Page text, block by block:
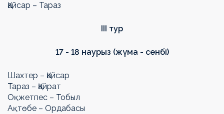
Қайсар – Тараз
III тур
17 - 18 наурыз (жұма - сенбі)
Шахтер – Қайсар
Тараз – Қайрат
Оқжетпес – Тобыл
Ақтөбе – Ордабасы